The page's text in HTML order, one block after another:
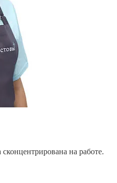
на работе.